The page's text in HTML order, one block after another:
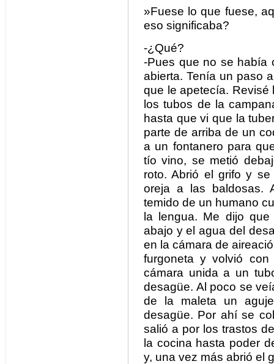
»Fuese lo que fuese,
eso significaba?
-¿Qué?
-Pues que no se había
abierta. Tenía un paso
que le apetecía. Revisé
los tubos de la
hasta que vi que la
parte de arriba de un
a un fontanero para
tío vino, se metió
roto. Abrió el grifo y
oreja a las baldosas.
temido de un humano
la lengua. Me dijo
abajo y el agua del
en la cámara de
furgoneta y volvió
cámara unida a un
desagüe. Al poco se
de la maleta un
desagüe. Por ahí se
salió a por los trastos
la cocina hasta poder
y, una vez más abrió el